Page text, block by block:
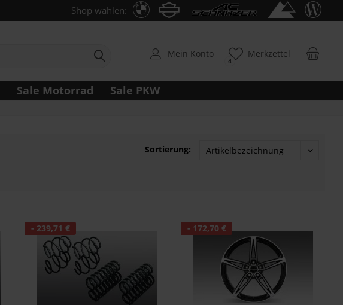
Shop wählen:
4
Merkzettel
Mein Konto
Sale Motorrad Sale PKW
Sortierung:
- 239,71 € - 172,70 €